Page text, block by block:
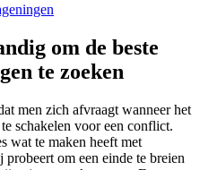
om de beste
te zoeken
men zich afvraagt wanneer het
schakelen voor een conflict.
wat te maken heeft met
om een einde te breien